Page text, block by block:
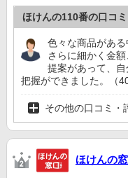
ほけんの110番の口コミ
色々な商品がある
さらに細かく金
提案があって、
把握ができました。（
その他の口コミ・
ほけんの